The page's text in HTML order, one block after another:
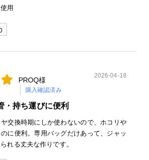
用
PROQ様
購入確認済み
2026-04-18
・持ち運びに便利
交換時期にしか使わないので、ホコリや
に便利。専用バッグだけあって、ジャッ
れる丈夫な作りです。